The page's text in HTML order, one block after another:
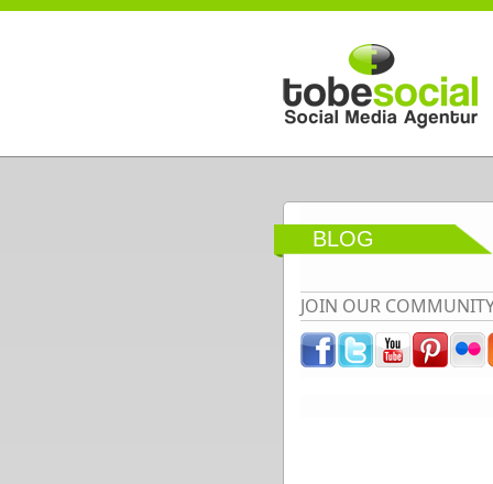
Direkt zum Inhalt
BLOG
JOIN OUR